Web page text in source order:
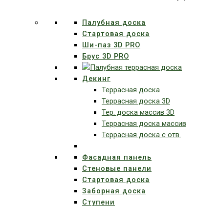
Палубная доска
Стартовая доска
Ши-паз 3D PRO
Брус 3D PRO
Декинг
Террасная доска
Террасная доска 3D
Тер. доска массив 3D
Террасная доска массив
Террасная доска с отв.
Фасадная панель
Стеновые панели
Стартовая доска
Заборная доска
Ступени